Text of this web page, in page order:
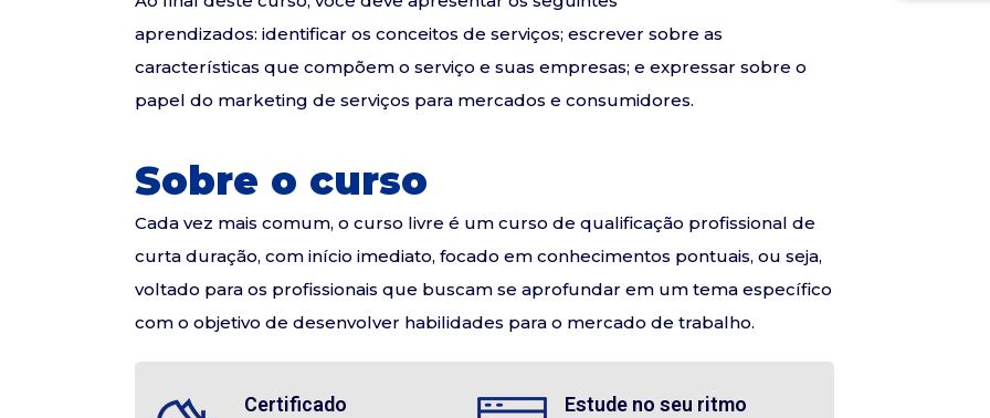
aprendizados: identificar os conceitos de serviços; escrever sobre as
características que compõem o serviço e suas empresas; e expressar sobre o
papel do marketing de serviços para mercados e consumidores.
Sobre o curso
Cada vez mais comum, o curso livre é um curso de qualificação profissional de
curta duração, com início imediato, focado em conhecimentos pontuais, ou seja,
voltado para os profissionais que buscam se aprofundar em um tema específico
com o objetivo de desenvolver habilidades para o mercado de trabalho.
Certificado Estude no seu ritmo